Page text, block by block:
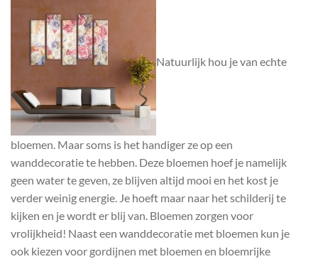
Natuurlijk hou je van echte
bloemen. Maar soms is het handiger ze op een
wanddecoratie te hebben. Deze bloemen hoef je namelijk
geen water te geven, ze blijven altijd mooi en het kost je
verder weinig energie. Je hoeft maar naar het schilderij te
kijken en je wordt er blij van. Bloemen zorgen voor
vrolijkheid! Naast een wanddecoratie met bloemen kun je
ook kiezen voor gordijnen met bloemen en bloemrijke